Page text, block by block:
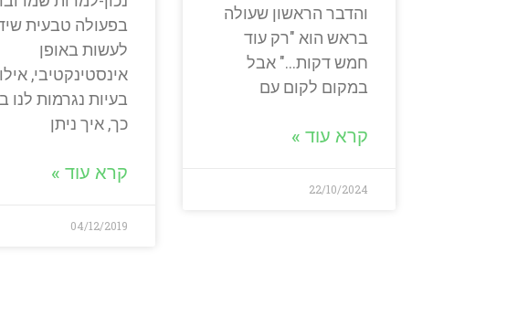
והדבר הראשון שעולה
בראש הוא "רק עוד
חמש דקות…" אבל
במקום לקום עם
קרא עוד »
22/10/2024
בפעולה טבעית
לעשות באופן
אינסטינקטיבי, אילו
בעיות נגרמות לנו
כך, איך ניתן
קרא עוד »
04/12/2019